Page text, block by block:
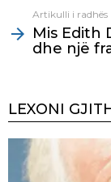
Artikulli i radhës
Mis Edith
dhe një
LEXONI